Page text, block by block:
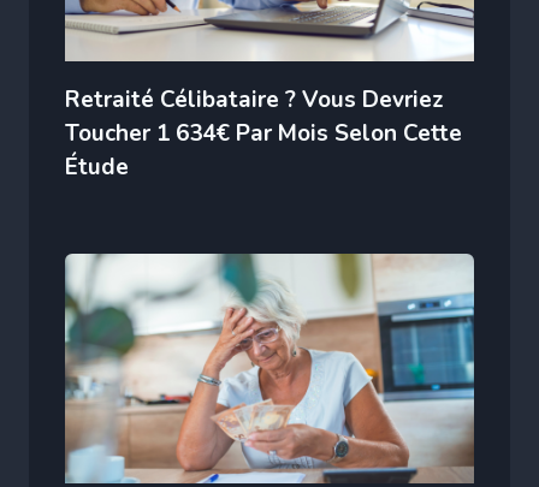
Retraité Célibataire ? Vous Devriez
Toucher 1 634€ Par Mois Selon Cette
Étude